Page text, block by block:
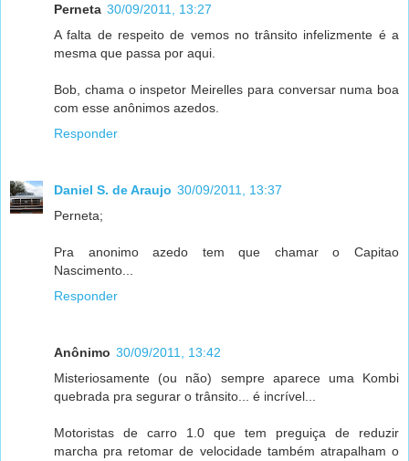
Perneta 30/09/2011, 13:27
A falta de respeito de vemos no trânsito infelizmente é a
mesma que passa por aqui.
Bob, chama o inspetor Meirelles para conversar numa boa
com esse anônimos azedos.
Responder
Daniel S. de Araujo 30/09/2011, 13:37
Perneta;
Pra anonimo azedo tem que chamar o Capitao
Nascimento...
Responder
Anônimo 30/09/2011, 13:42
Misteriosamente (ou não) sempre aparece uma Kombi
quebrada pra segurar o trânsito... é incrível...
Motoristas de carro 1.0 que tem preguiça de reduzir
marcha pra retomar de velocidade também atrapalham o